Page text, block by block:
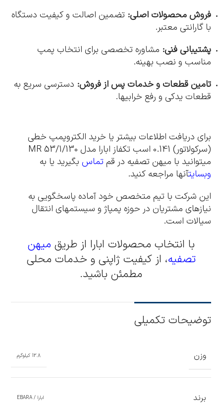
فروش محصولات اصلی: تضمین اصالت و کیفیت دستگاه
با گارانتی معتبر.
پشتیبانی فنی: مشاوره تخصصی برای انتخاب پمپ
مناسب و نصب بهینه.
تامین قطعات و خدمات پس از فروش: دسترسی سریع به
قطعات یدکی و رفع خرابیها.
برای دریافت اطلاعات بیشتر یا خرید الکتروپمپ خطی
(سرکولاتور) 0.141 اسب تکفاز ابارا مدل MR 53/1/130
میتوانید با میهن تصفیه در قم تماس بگیرید یا به
وبسایتآنها مراجعه کنید.
این شرکت با تیم متخصص خود آماده پاسخگویی به
نیازهای مشتریان در حوزه پمپاژ و سیستمهای انتقال
سیالات است.
با انتخاب محصولات ابارا از طریق میهن
تصفیه، از کیفیت ژاپنی و خدمات محلی
مطمئن باشید.
توضیحات تکمیلی
وزن 12.8 کیلوگرم
برند ابارا / EBARA